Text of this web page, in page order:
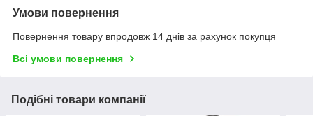
Умови повернення
Повернення товару впродовж 14 днів за рахунок покупця
Всі умови повернення
Подібні товари компанії